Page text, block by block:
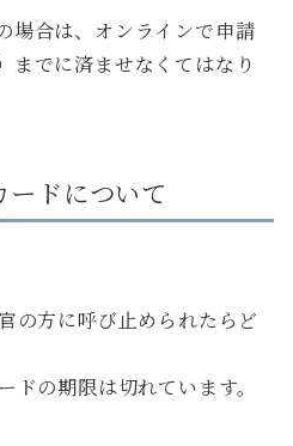
場合は、オンラインで申請
でに済ませなくてはなり
ドについて
の方に呼び止められたらど
ドの期限は切れています。